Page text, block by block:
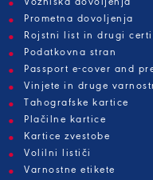
Prometna dovoljenja
Rojstni list in drugi
Podatkovna stran
Passport e-cover and
Vinjete in druge
Tahografske kartice
Plačilne kartice
Kartice zvestobe
Volilni lističi
Varnostne etikete